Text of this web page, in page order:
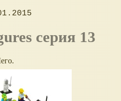
серия 13